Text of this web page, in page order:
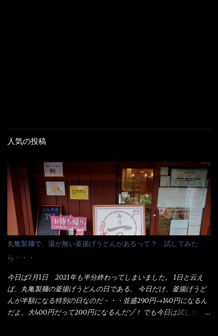
人気の投稿
丸亀製麺で、湯が無い釜揚げうどんがあるって？ 試してみた
ら・・・
今日は7月1日 2021年も半分終わってしまいました。 1日と云え
ば、丸亀製麺の釜揚げうどんの日である。 今日だけ、釜揚げうど
んが半額になる特別の日なのだ・・・並盛290円→140円になるん
だよ。大400円だって200円になるんだゾ！ でも今日は試したい